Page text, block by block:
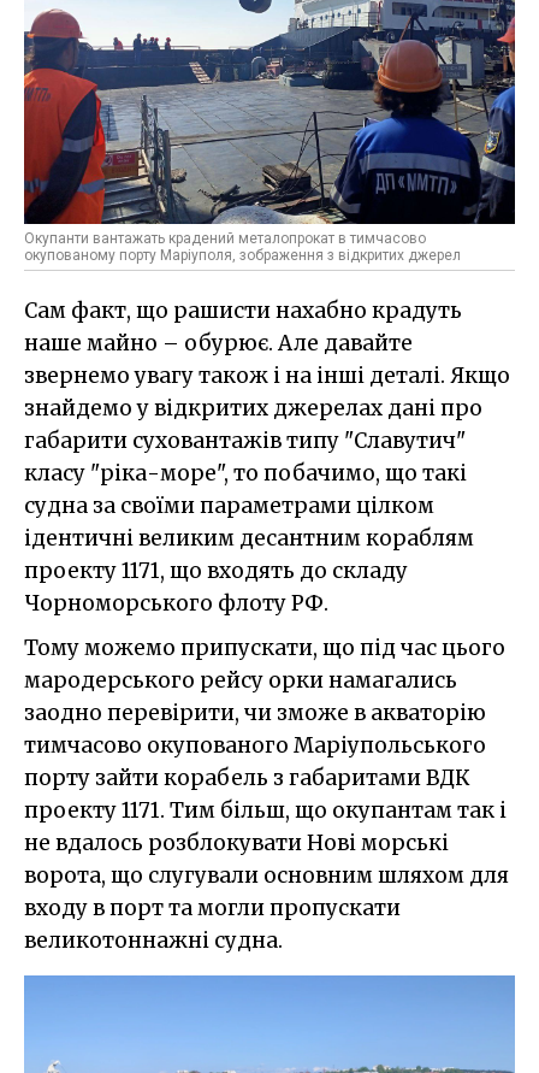
Окупанти вантажать крадений металопрокат в тимчасово
окупованому порту Маріуполя, зображення з відкритих джерел
Сам факт, що рашисти нахабно крадуть
наше майно – обурює. Але давайте
звернемо увагу також і на інші деталі. Якщо
знайдемо у відкритих джерелах дані про
габарити суховантажів типу "Славутич"
класу "ріка-море", то побачимо, що такі
судна за своїми параметрами цілком
ідентичні великим десантним кораблям
проекту 1171, що входять до складу
Чорноморського флоту РФ.
Тому можемо припускати, що під час цього
мародерського рейсу орки намагались
заодно перевірити, чи зможе в акваторію
тимчасово окупованого Маріупольського
порту зайти корабель з габаритами ВДК
проекту 1171. Тим більш, що окупантам так і
не вдалось розблокувати Нові морські
ворота, що слугували основним шляхом для
входу в порт та могли пропускати
великотоннажні судна.